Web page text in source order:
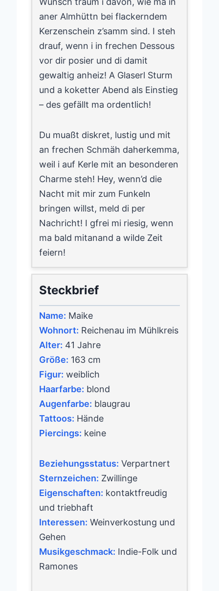
aner Almhüttn bei flackerndem
Kerzenschein z’samm sind. I steh
drauf, wenn i in frechen Dessous
vor dir posier und di damit
gewaltig anheiz! A Glaserl Sturm
und a koketter Abend als Einstieg
– des gefällt ma ordentlich!
Du muaßt diskret, lustig und mit
an frechen Schmäh daherkemma,
weil i auf Kerle mit an besonderen
Charme steh! Hey, wenn’d die
Nacht mit mir zum Funkeln
bringen willst, meld di per
Nachricht! I gfrei mi riesig, wenn
ma bald mitanand a wilde Zeit
feiern!
Steckbrief
Name: Maike
Wohnort: Reichenau im Mühlkreis
Alter: 41 Jahre
Größe: 163 cm
Figur: weiblich
Haarfarbe: blond
Augenfarbe: blaugrau
Tattoos: Hände
Piercings: keine
Beziehungsstatus: Verpartnert
Sternzeichen: Zwillinge
Eigenschaften: kontaktfreudig
und triebhaft
Interessen: Weinverkostung und
Gehen
Musikgeschmack: Indie-Folk und
Ramones